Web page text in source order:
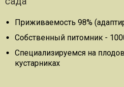
Приживаемость 98%
Собственный питомник -
Специализируемся на
кустарниках